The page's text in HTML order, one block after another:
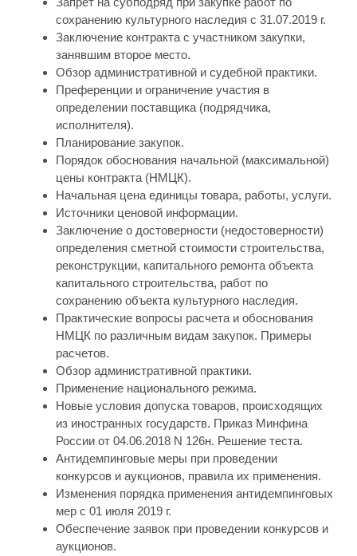
сохранению культурного наследия с 31.07.2019 г.
Заключение контракта с участником закупки,
занявшим второе место.
Обзор административной и судебной практики.
Преференции и ограничение участия в
определении поставщика (подрядчика,
исполнителя).
Планирование закупок.
Порядок обоснования начальной (максимальной)
цены контракта (НМЦК).
Начальная цена единицы товара, работы, услуги.
Источники ценовой информации.
Заключение о достоверности (недостоверности)
определения сметной стоимости строительства,
реконструкции, капитального ремонта объекта
капитального строительства, работ по
сохранению объекта культурного наследия.
Практические вопросы расчета и обоснования
НМЦК по различным видам закупок. Примеры
расчетов.
Обзор административной практики.
Применение национального режима.
Новые условия допуска товаров, происходящих
из иностранных государств. Приказ Минфина
России от 04.06.2018 N 126н. Решение теста.
Антидемпинговые меры при проведении
конкурсов и аукционов, правила их применения.
Изменения порядка применения антидемпинговых
мер с 01 июля 2019 г.
Обеспечение заявок при проведении конкурсов и
аукционов.